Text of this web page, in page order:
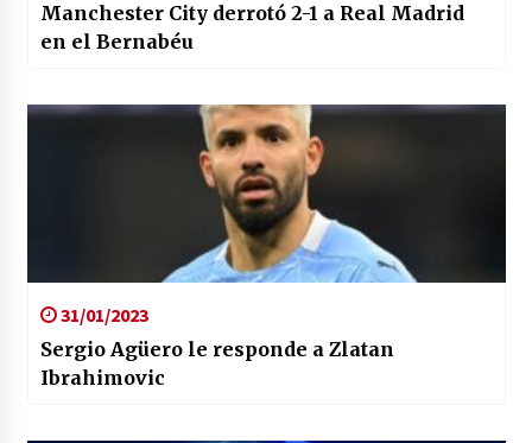
Manchester City derrotó 2-1 a Real Madrid
en el Bernabéu
31/01/2023
Sergio Agüero le responde a Zlatan
Ibrahimovic